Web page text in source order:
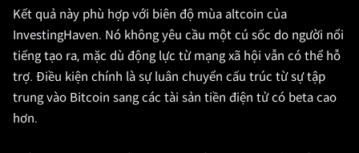
Kết quả này phù hợp với biên độ mùa altcoin của
InvestingHaven. Nó không yêu cầu một cú sốc do người nổi
tiếng tạo ra, mặc dù động lực từ mạng xã hội vẫn có thể hỗ
trợ. Điều kiện chính là sự luân chuyển cấu trúc từ sự tập
trung vào Bitcoin sang các tài sản tiền điện tử có beta cao
hơn.